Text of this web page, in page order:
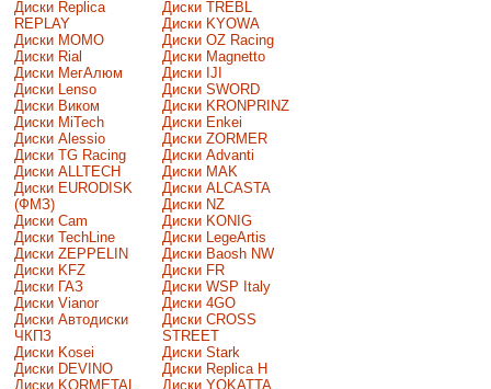
Диски Replica
REPLAY
Диски MOMO
Диски Rial
Диски МегАлюм
Диски Lenso
Диски Виком
Диски MiTech
Диски Alessio
Диски TG Racing
Диски ALLTECH
Диски EURODISK
(ФМЗ)
Диски Cam
Диски TechLine
Диски ZEPPELIN
Диски KFZ
Диски ГАЗ
Диски Vianor
Диски Автодиски
ЧКПЗ
Диски Kosei
Диски DEVINO
Диски KORMETAL
Диски TREBL
Диски KYOWA
Диски OZ Racing
Диски Magnetto
Диски IJI
Диски SWORD
Диски KRONPRINZ
Диски Enkei
Диски ZORMER
Диски Advanti
Диски MAK
Диски ALCASTA
Диски NZ
Диски KONIG
Диски LegeArtis
Диски Baosh NW
Диски FR
Диски WSP Italy
Диски 4GO
Диски CROSS
STREET
Диски Stark
Диски Replica H
Диски YOKATTA